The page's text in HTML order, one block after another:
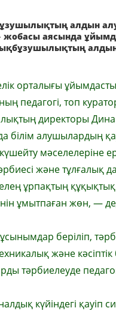
алдын
жобасы аясында
орталығы
педагогі, топ
директоры
білім алушылардың
мәселелеріне
және
ұрпақтың
ұмытпаған жөн, —
беріліп,
және кәсіптік
тәрбиелеуде
күйіндегі қауіп